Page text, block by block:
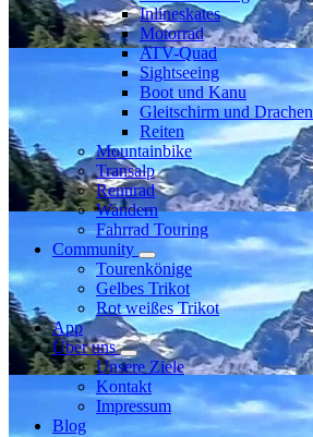
Inlineskates
Motorrad
ATV-Quad
Sightseeing
Boot und Kanu
Gleitschirm und Drachen
Reiten
Mountainbike
Transalp
Rennrad
Wandern
Fahrrad Touring
Community
Tourenkönige
Gelbes Trikot
Rot weißes Trikot
App
Über uns
Unsere Ziele
Kontakt
Impressum
Blog